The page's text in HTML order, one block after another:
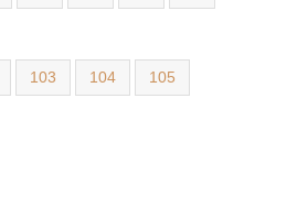
103 104 105